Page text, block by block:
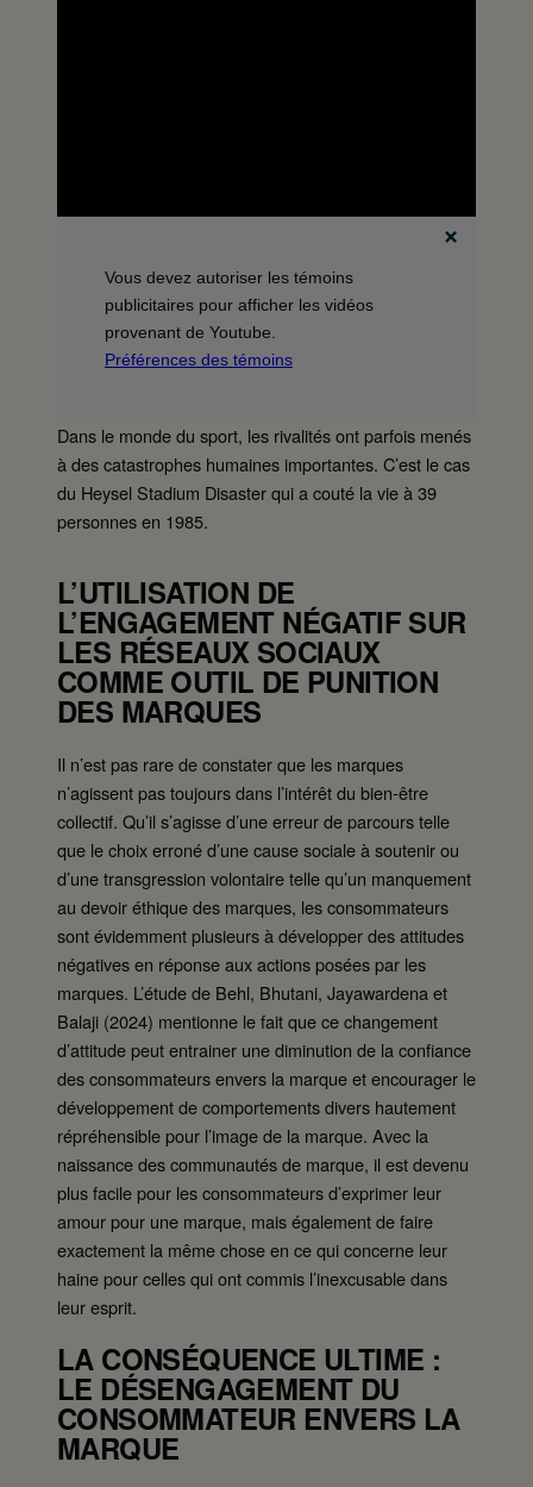
Vous devez autoriser les témoins
publicitaires pour afficher les vidéos
provenant de Youtube.
Préférences des témoins
Dans le monde du sport, les rivalités ont parfois menés
à des catastrophes humaines importantes. C’est le cas
du Heysel Stadium Disaster qui a couté la vie à 39
personnes en 1985.
L’UTILISATION DE
L’ENGAGEMENT NÉGATIF SUR
LES RÉSEAUX SOCIAUX
COMME OUTIL DE PUNITION
DES MARQUES
Il n’est pas rare de constater que les marques
n’agissent pas toujours dans l’intérêt du bien-être
collectif. Qu’il s’agisse d’une erreur de parcours telle
que le choix erroné d’une cause sociale à soutenir ou
d’une transgression volontaire telle qu’un manquement
au devoir éthique des marques, les consommateurs
sont évidemment plusieurs à développer des attitudes
négatives en réponse aux actions posées par les
marques. L’étude de Behl, Bhutani, Jayawardena et
Balaji (2024) mentionne le fait que ce changement
d’attitude peut entrainer une diminution de la confiance
des consommateurs envers la marque et encourager le
développement de comportements divers hautement
répréhensible pour l’image de la marque. Avec la
naissance des communautés de marque, il est devenu
plus facile pour les consommateurs d’exprimer leur
amour pour une marque, mais également de faire
exactement la même chose en ce qui concerne leur
haine pour celles qui ont commis l’inexcusable dans
leur esprit.
LA CONSÉQUENCE ULTIME :
LE DÉSENGAGEMENT DU
CONSOMMATEUR ENVERS LA
MARQUE